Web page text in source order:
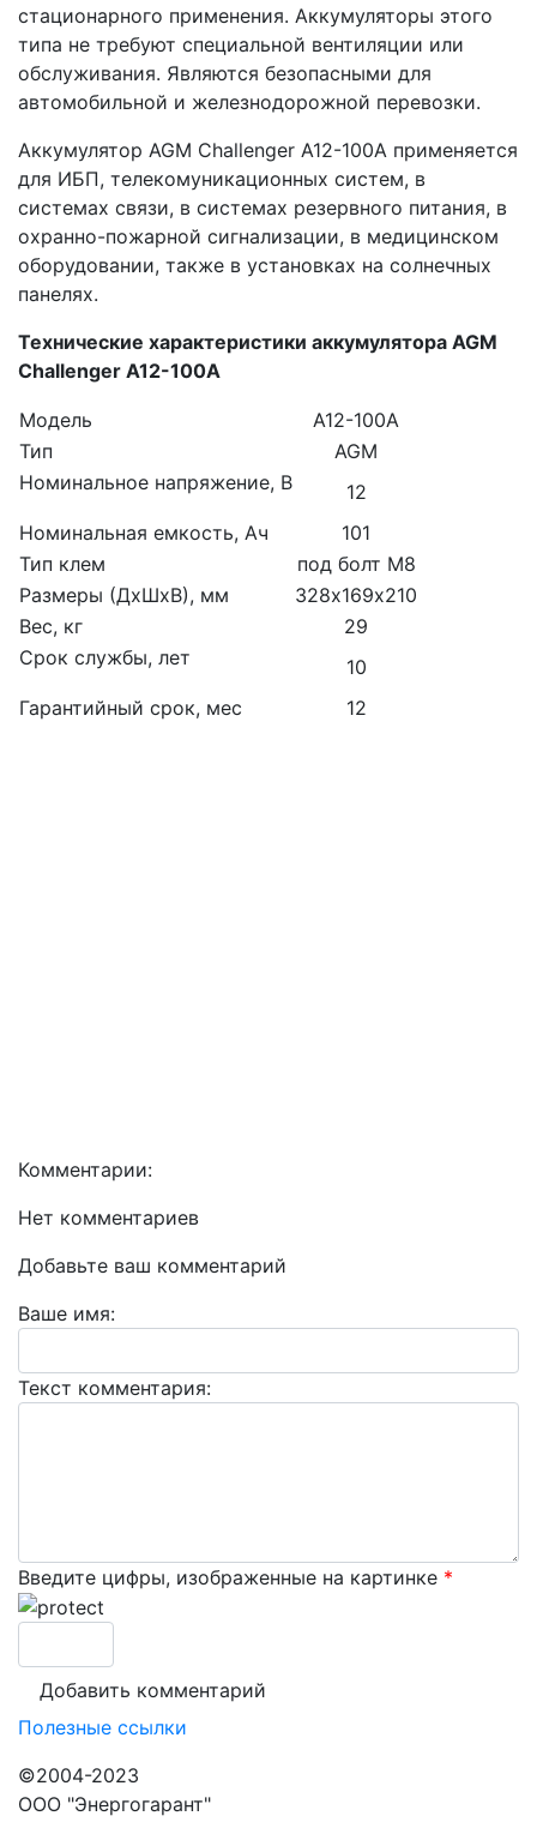
стационарного применения. Аккумуляторы этого
типа не требуют специальной вентиляции или
обслуживания. Являются безопасными для
автомобильной и железнодорожной перевозки.
Аккумулятор AGM Challenger A12-100A применяется
для ИБП, телекомуникационных систем, в
системах связи, в системах резервного питания, в
охранно-пожарной сигнализации, в медицинском
оборудовании, также в установках на солнечных
панелях.
Технические характеристики аккумулятора AGM
Challenger A12-100A
Модель
A12-100A
Тип
AGM
Номинальное напряжение, В
12
Номинальная емкость, Ач
101
Тип клем
под болт М8
Размеры (ДхШхВ), мм
328х169х210
Вес, кг
29
Срок службы, лет
10
Гарантийный срок, мес
12
Комментарии:
Нет комментариев
Добавьте ваш комментарий
Ваше имя:
Текст комментария:
Введите цифры, изображенные на картинке *
Полезные ссылки
©2004-2023
ООО "Энергогарант"